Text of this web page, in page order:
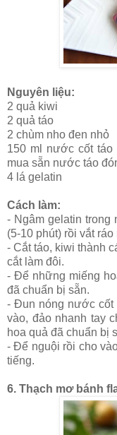
Nguyên liệu:
2 quả kiwi
2 quả táo
2 chùm nho đen nhỏ
150 ml nước cốt
mua sẵn nước táo
4 lá gelatin
Cách làm:
- Ngâm gelatin trong
(5-10 phút) rồi vắt
- Cắt táo, kiwi thành
cắt làm đôi.
- Để những miếng
đã chuẩn bị sẵn.
- Đun nóng nước cốt
vào, đảo nhanh tay
hoa quả đã chuẩn bị
- Để nguội rồi cho
tiếng.
6. Thạch mơ bánh